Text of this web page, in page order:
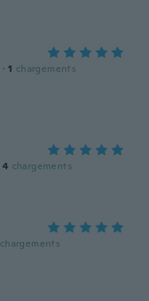
· 1 chargements
4 chargements
chargements